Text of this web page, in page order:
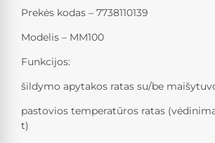
Prekės kodas – 7738110139
Modelis – MM100
Funkcijos:
šildymo apytakos ratas su/be
pastovios temperatūros ratas
t)